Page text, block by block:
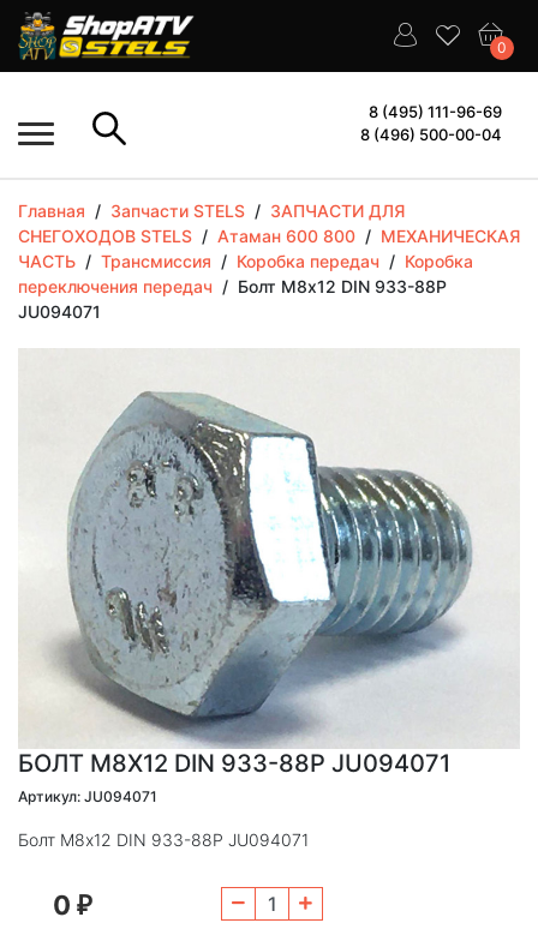
0
8 (495) 111-96-69
8 (496) 500-00-04
Главная / Запчасти STELS / ЗАПЧАСТИ ДЛЯ
СНЕГОХОДОВ STELS / Атаман 600 800 / МЕХАНИЧЕСКАЯ
ЧАСТЬ / Трансмиссия / Коробка передач / Коробка
переключения передач / Болт М8х12 DIN 933-88P
JU094071
БОЛТ М8Х12 DIN 933-88P JU094071
Артикул: JU094071
Болт М8х12 DIN 933-88P JU094071
0 ₽